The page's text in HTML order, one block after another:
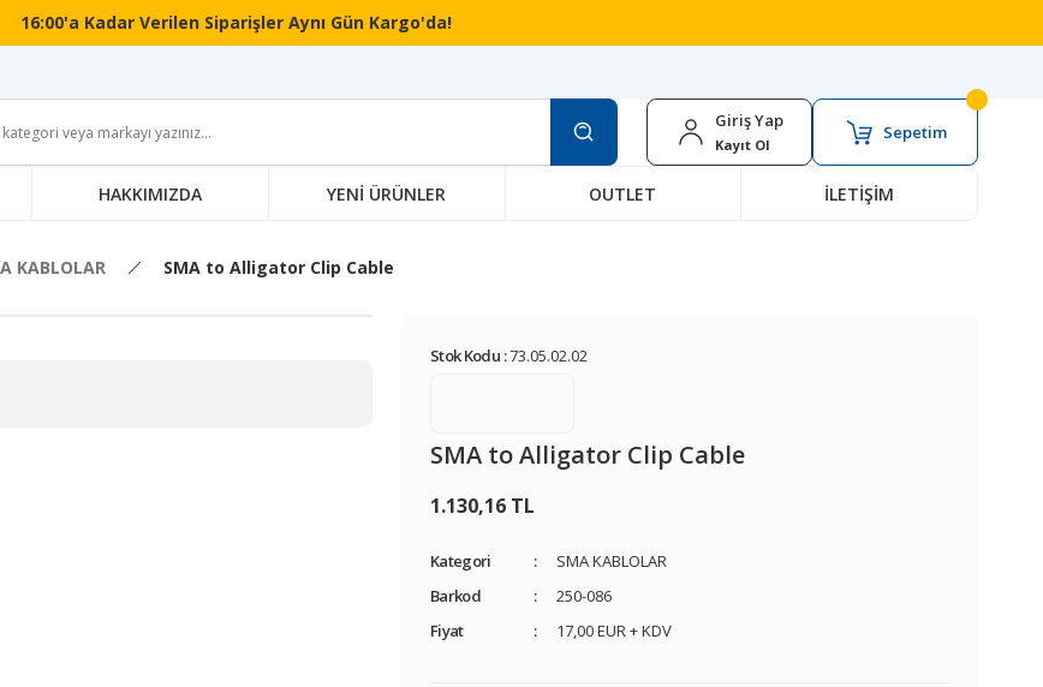
16:00'a Kadar Verilen Siparişler Aynı Gün Kargo'da!
Giriş Yap
Kayıt Ol
Sepetim
HAKKIMIZDA YENİ ÜRÜNLER OUTLET İLETİŞİM
KABLOLAR SMA to Alligator Clip Cable
Stok Kodu :73.05.02.02
SMA to Alligator Clip Cable
1.130,16 TL
Kategori
SMA KABLOLAR
Barkod
250-086
Fiyat
17,00 EUR + KDV